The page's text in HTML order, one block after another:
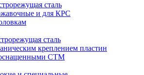
сталь
и для КРС
сталь
креплением пластин
оснащенными СТМ